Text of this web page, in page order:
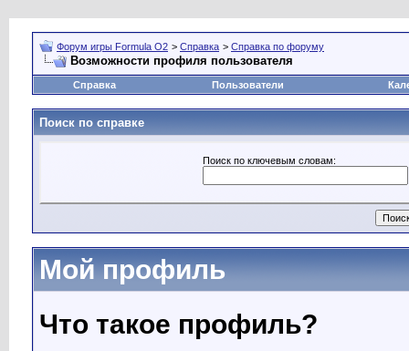
Форум игры Formula O2 > Справка > Справка по форуму
Возможности профиля пользователя
Справка Пользователи
Поиск по справке
Поиск по ключевым словам:
Мой профиль
Что такое профиль?